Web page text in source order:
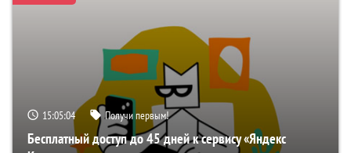
15:05:03 Получи первым!
Бесплатный доступ до 45 дней к сервису «Яндекс